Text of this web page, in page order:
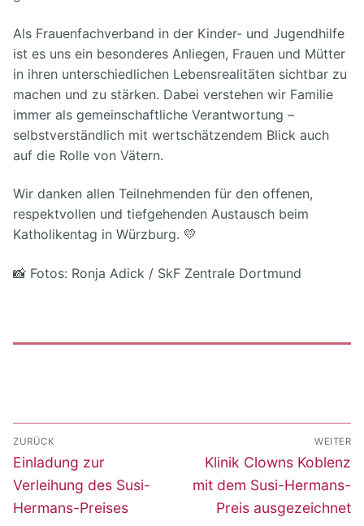
Als Frauenfachverband in der Kinder- und Jugendhilfe
ist es uns ein besonderes Anliegen, Frauen und Mütter
in ihren unterschiedlichen Lebensrealitäten sichtbar zu
machen und zu stärken. Dabei verstehen wir Familie
immer als gemeinschaftliche Verantwortung –
selbstverständlich mit wertschätzendem Blick auch
auf die Rolle von Vätern.
Wir danken allen Teilnehmenden für den offenen,
respektvollen und tiefgehenden Austausch beim
Katholikentag in Würzburg. 💛
📸 Fotos: Ronja Adick / SkF Zentrale Dortmund
Beitragsnavigation
ZURÜCK
Vorheriger
Beitrag:
Einladung zur
Verleihung des Susi-
Hermans-Preises
WEITER
Nächster
Beitrag:
Klinik Clowns Koblenz
mit dem Susi-Hermans-
Preis ausgezeichnet